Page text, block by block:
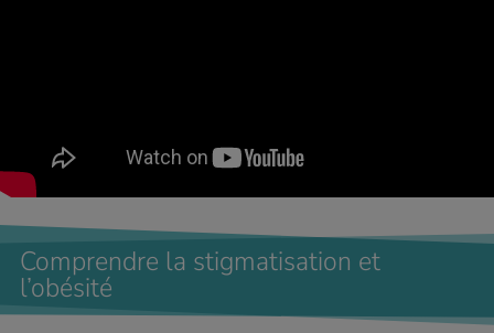
Comprendre la stigmatisation et
l’obésité